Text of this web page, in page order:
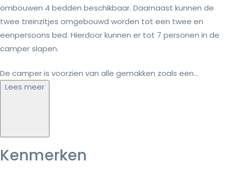
ombouwen 4 bedden beschikbaar. Daarnaast kunnen de
twee treinzitjes omgebouwd worden tot een twee en
eenpersoons bed. Hierdoor kunnen er tot 7 personen in de
camper slapen.
De camper is voorzien van alle gemakken zoals een...
Lees meer
Kenmerken